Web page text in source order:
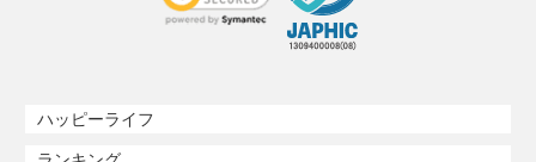
ハッピーライフ